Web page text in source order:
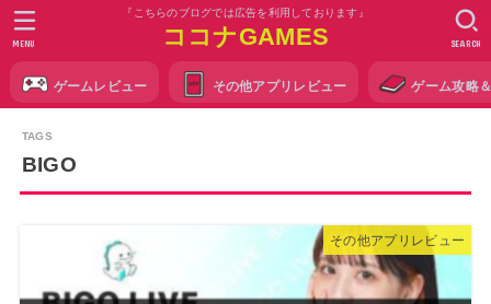
『こちらのブログでは広告を利用しております』
ココナGAMES
ゲームレビュー その他アプリレビュー ゲーム攻略
SEARCH
MENU
BIGO
その他アプリレビュー